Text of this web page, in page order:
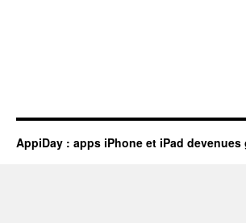
AppiDay : apps iPhone et iPad